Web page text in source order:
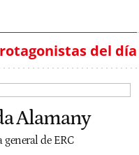
del día
Alamany
general de ERC